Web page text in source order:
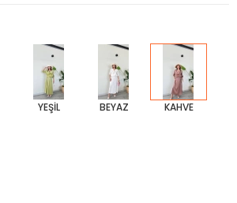
YEŞİL BEYAZ KAHVE